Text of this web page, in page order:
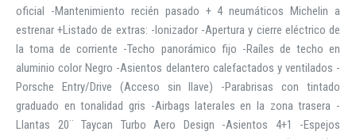
oficial -Mantenimiento recién pasado + 4 neumáticos Michelin a
estrenar +Listado de extras: -Ionizador -Apertura y cierre eléctrico de
la toma de corriente -Techo panorámico fijo -Raíles de techo en
aluminio color Negro -Asientos delantero calefactados y ventilados -
Porsche Entry/Drive (Acceso sin llave) -Parabrisas con tintado
graduado en tonalidad gris -Airbags laterales en la zona trasera -
Llantas 20¨ Taycan Turbo Aero Design -Asientos 4+1 -Espejos